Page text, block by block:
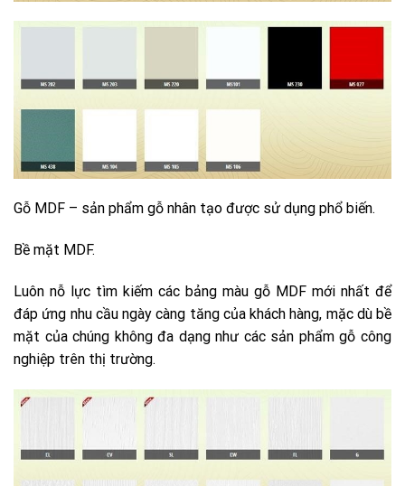
Gỗ MDF – sản phẩm gỗ nhân tạo được sử dụng phổ biến.
Bề mặt MDF.
Luôn nỗ lực tìm kiếm các bảng màu gỗ MDF mới nhất để
đáp ứng nhu cầu ngày càng tăng của khách hàng, mặc dù bề
mặt của chúng không đa dạng như các sản phẩm gỗ công
nghiệp trên thị trường.